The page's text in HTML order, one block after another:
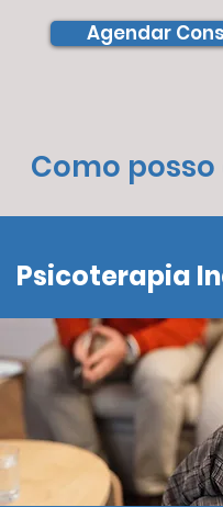
Agendar
Como
Psicoterapia